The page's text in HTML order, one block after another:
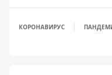
КОРОНАВИРУС